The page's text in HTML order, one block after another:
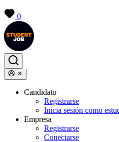
0
Candidato
Registrarse
Inicia sesión como
Empresa
Registrarse
Conectarse